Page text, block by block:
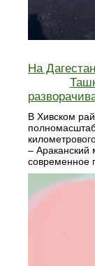
На
В Хивском
– Араканский
современное